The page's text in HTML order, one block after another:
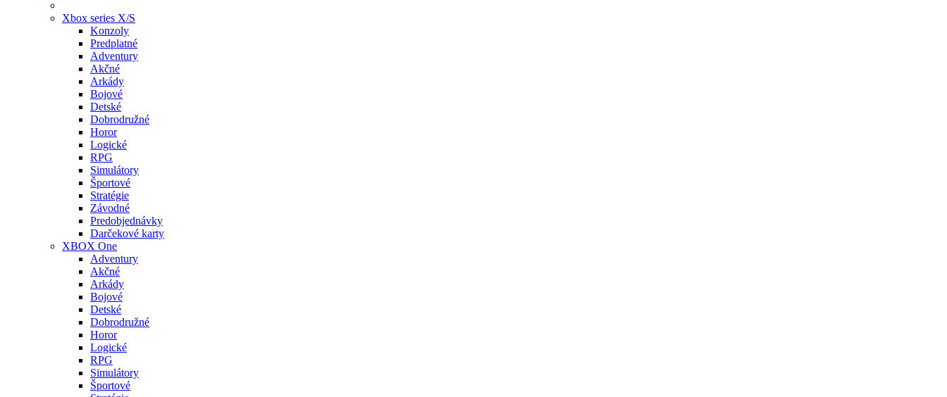
Xbox series X/S
Konzoly
Predplatné
Adventury
Akčné
Arkády
Bojové
Detské
Dobrodružné
Horor
Logické
RPG
Simulátory
Športové
Stratégie
Závodné
Predobjednávky
Darčekové karty
XBOX One
Adventury
Akčné
Arkády
Bojové
Detské
Dobrodružné
Horor
Logické
RPG
Simulátory
Športové